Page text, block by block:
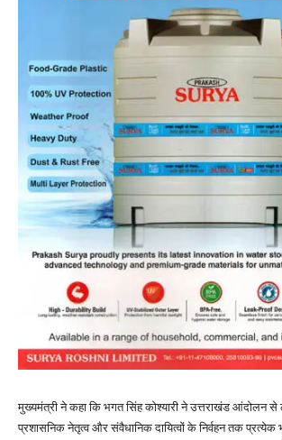
मुख्यमंत्री ने कहा कि भगत सिंह कोश्यारी ने उत्तराखंड आंदोलन
प्रशासनिक नेतृत्व और संवैधानिक दायित्वों के निर्वहन तक